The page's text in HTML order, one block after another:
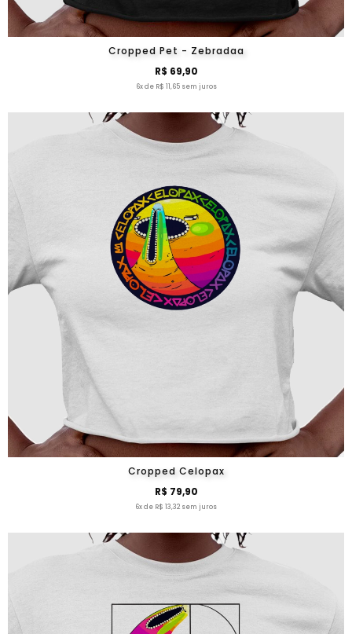
Cropped Pet - Zebradaa
R$ 69,90
6x de R$ 11,65 sem juros
Cropped Celopax
R$ 79,90
6x de R$ 13,32 sem juros